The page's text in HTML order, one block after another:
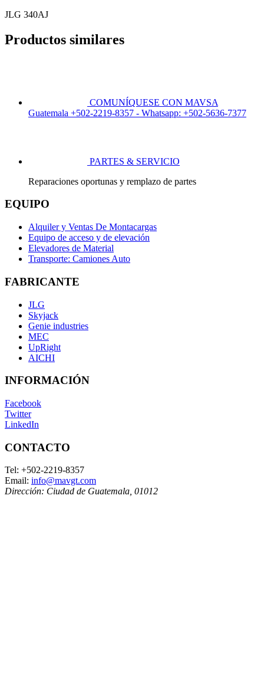
JLG 340AJ
Productos similares
COMUNÍQUESE CON MAVSA
Guatemala +502-2219-8357 - Whatsapp: +502-5636-7377
PARTES & SERVICIO
Reparaciones oportunas y remplazo de partes
EQUIPO
Alquiler y Ventas De Montacargas
Equipo de acceso y de elevación
Elevadores de Material
Transporte: Camiones Auto
FABRICANTE
JLG
Skyjack
Genie industries
MEC
UpRight
AICHI
INFORMACIÓN
Facebook
Twitter
LinkedIn
CONTACTO
Tel: +502-2219-8357
Email: info@mavgt.com
Dirección: Ciudad de Guatemala 01012